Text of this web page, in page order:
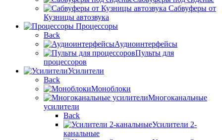
Сабвуферы от
Кузницы автозвука
Процессоры
Back
Аудиоинтерфейсы
Пульты для
процессоров
Усилители
Back
Моноблоки
Многоканальные
усилители
Back
Усилители 2-
канальные